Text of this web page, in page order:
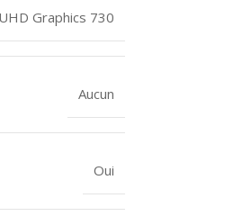
Graphics 730
Aucun
Oui